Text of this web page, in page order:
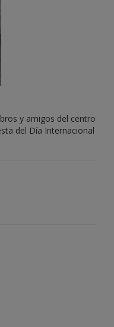
y amigos del centro
del Día Internacional